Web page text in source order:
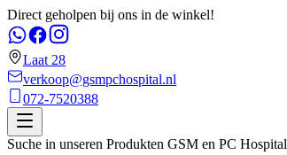
Direct geholpen bij ons in de winkel!
Laat 28
verkoop@gsmpchospital.nl
072-7520388
Suche in unseren Produkten GSM en PC Hospital